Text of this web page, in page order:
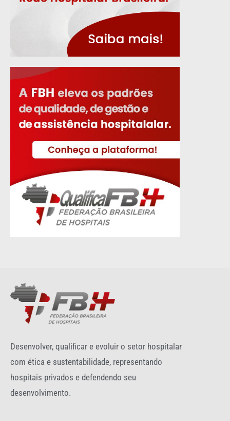
Desenvolver, qualificar e evoluir o setor hospitalar
com ética e sustentabilidade, representando
hospitais privados e defendendo seu
desenvolvimento.